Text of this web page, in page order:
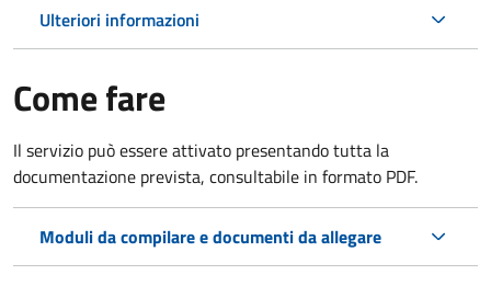
Ulteriori informazioni
Come fare
Il servizio può essere attivato presentando tutta la
documentazione prevista, consultabile in formato PDF.
Moduli da compilare e documenti da allegare